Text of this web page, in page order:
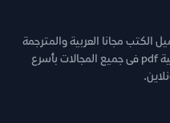
الكتب مجانا العربية والمترجمة
والروايات والقصص وغيرها من كتب مجانية pdf فى جميع المجالات بأسرع